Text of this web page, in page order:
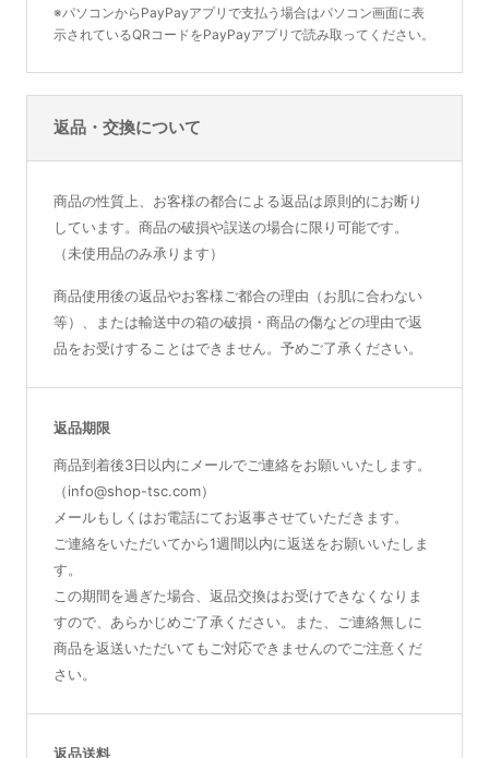
※パソコンからPayPayアプリで支払う場合はパソコン画面に表
示されているQRコードをPayPayアプリで読み取ってください。
返品・交換について
商品の性質上、お客様の都合による返品は原則的にお断り
しています。商品の破損や誤送の場合に限り可能です。
（未使用品のみ承ります）
商品使用後の返品やお客様ご都合の理由（お肌に合わない
等）、または輸送中の箱の破損・商品の傷などの理由で返
品をお受けすることはできません。予めご了承ください。
返品期限
商品到着後3日以内にメールでご連絡をお願いいたします。
（info@shop-tsc.com）
メールもしくはお電話にてお返事させていただきます。
ご連絡をいただいてから1週間以内に返送をお願いいたしま
す。
この期間を過ぎた場合、返品交換はお受けできなくなりま
すので、あらかじめご了承ください。また、ご連絡無しに
商品を返送いただいてもご対応できませんのでご注意くだ
さい。
返品送料